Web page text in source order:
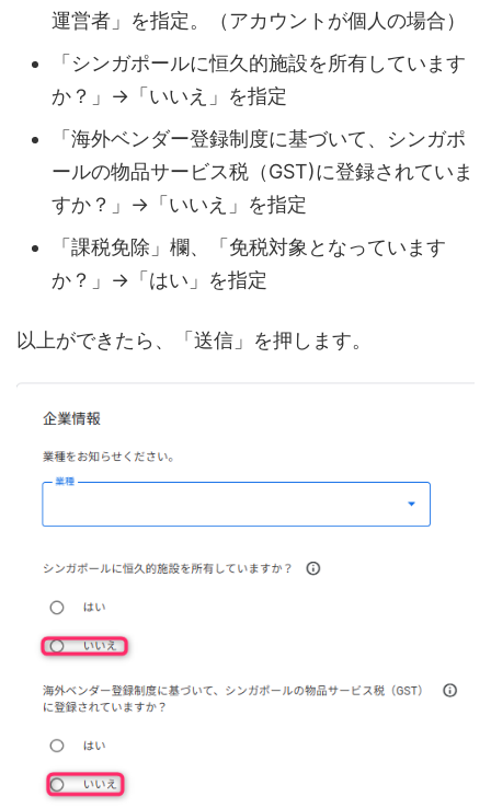
運営者」を指定。（アカウントが個人の場合）
「シンガポールに恒久的施設を所有しています
か？」→「いいえ」を指定
「海外ベンダー登録制度に基づいて、シンガポ
ールの物品サービス税（GST)に登録されていま
すか？」→「いいえ」を指定
「課税免除」欄、「免税対象となっています
か？」→「はい」を指定
以上ができたら、「送信」を押します。